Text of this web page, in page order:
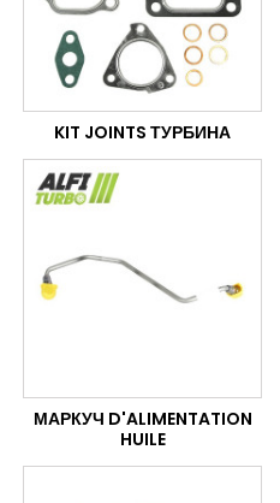
KIT JOINTS ТУРБИНА
МАРКУЧ D'ALIMENTATION
HUILE